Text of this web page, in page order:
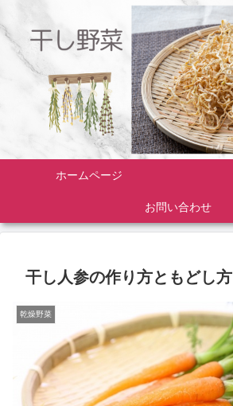
ホームページ
お問い合わせ
干し人参の作り方ともどし方
乾燥野菜